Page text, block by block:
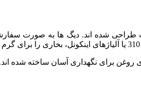
طراحی شده اند. دیگ ها به صورت
برای نگهداری آسان ساخته شده اند.